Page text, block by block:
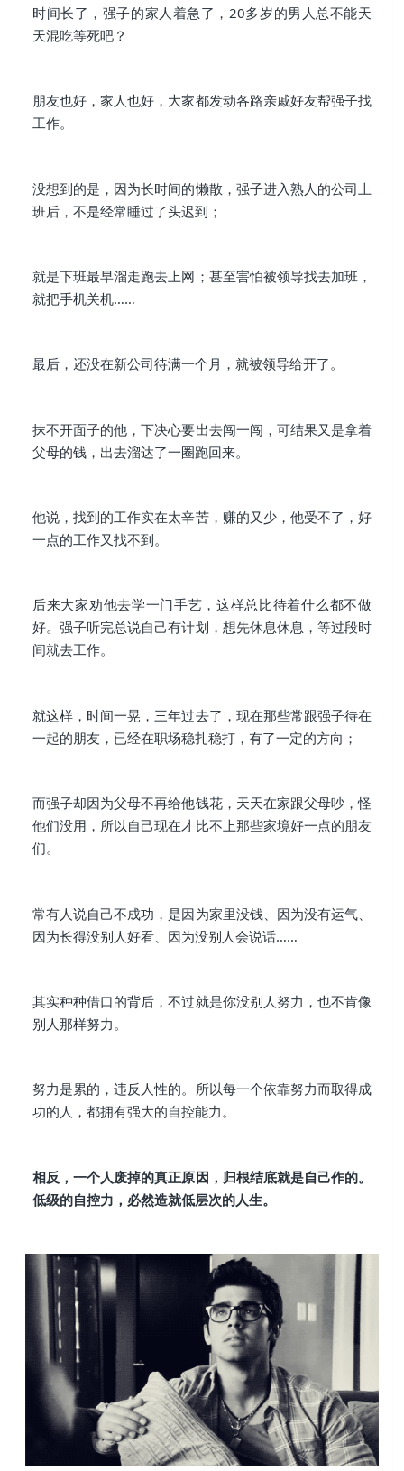
时间长了，强子的家人着急了，20多岁的男人总不能天
天混吃等死吧？
朋友也好，家人也好，大家都发动各路亲戚好友帮强子找
工作。
没想到的是，因为长时间的懒散，强子进入熟人的公司上
班后，不是经常睡过了头迟到；
就是下班最早溜走跑去上网；甚至害怕被领导找去加班，
就把手机关机……
最后，还没在新公司待满一个月，就被领导给开了。
抹不开面子的他，下决心要出去闯一闯，可结果又是拿着
父母的钱，出去溜达了一圈跑回来。
他说，找到的工作实在太辛苦，赚的又少，他受不了，好
一点的工作又找不到。
后来大家劝他去学一门手艺，这样总比待着什么都不做
好。强子听完总说自己有计划，想先休息休息，等过段时
间就去工作。
就这样，时间一晃，三年过去了，现在那些常跟强子待在
一起的朋友，已经在职场稳扎稳打，有了一定的方向；
而强子却因为父母不再给他钱花，天天在家跟父母吵，怪
他们没用，所以自己现在才比不上那些家境好一点的朋友
们。
常有人说自己不成功，是因为家里没钱、因为没有运气、
因为长得没别人好看、因为没别人会说话……
其实种种借口的背后，不过就是你没别人努力，也不肯像
别人那样努力。
努力是累的，违反人性的。所以每一个依靠努力而取得成
功的人，都拥有强大的自控能力。
相反，一个人废掉的真正原因，归根结底就是自己作的。
低级的自控力，必然造就低层次的人生。